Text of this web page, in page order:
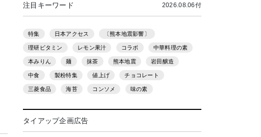
注目キーワード 2026.08.06付
特集 日本アクセス 〔熊本地震影響〕
理研ビタミン レモン果汁 コラボ 中華料理の素
本みりん 麺 抹茶 熊本地震 岩田醸造
中食 製粉特集 値上げ チョコレート
三菱食品 海苔 コンソメ 味の素
タイアップ企画広告